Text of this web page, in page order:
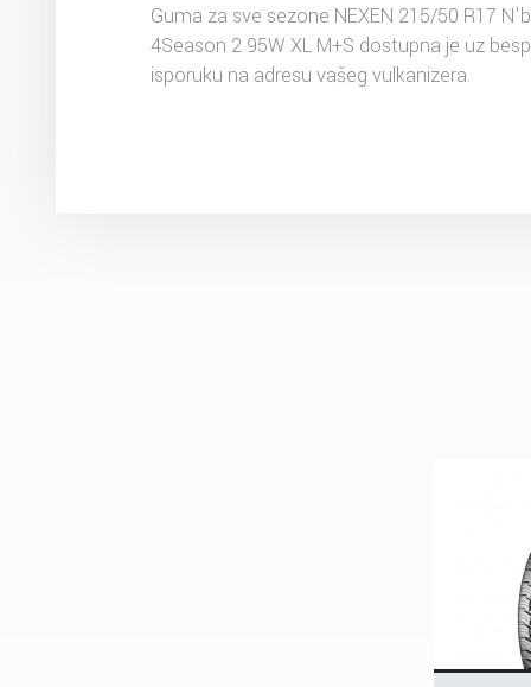
Guma za sve sezone NEXEN 215/50 R17
4Season 2 95W XL M+S dostupna je uz
isporuku na adresu vašeg vulkanizera.